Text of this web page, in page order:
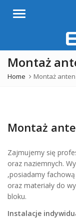
Menu
Montaż
Home Montaż
Montaż
Zajmujemy się
oraz naziemnych.
,posiadamy
oraz materiały do
bloku.
Instalacje